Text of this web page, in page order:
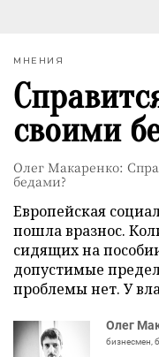
МНЕНИЯ
своими
Олег Макаренко:
бедами?
Европейская
пошла вразнос.
сидящих на
допустимые
проблемы нет. У
Олег
бизнесмен,